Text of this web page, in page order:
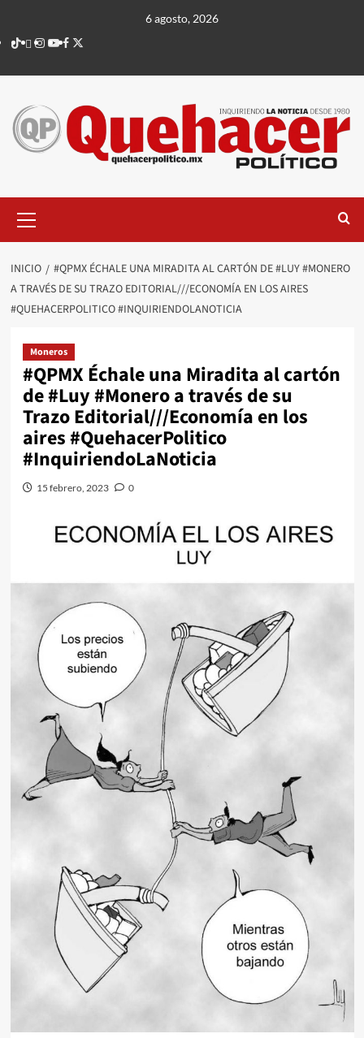
contenido
6 agosto, 2026
TikTok
threads
Instagram
Youtube
Facebook
X
principal
INICIO
#QPMX ÉCHALE UNA MIRADITA AL CARTÓN DE #LUY #MONERO
A TRAVÉS DE SU TRAZO EDITORIAL///ECONOMÍA EN LOS AIRES
#QUEHACERPOLITICO #INQUIRIENDOLANOTICIA
Moneros
#QPMX Échale una Miradita al cartón
de #Luy #Monero a través de su
Trazo Editorial///Economía en los
aires #QuehacerPolitico
#InquiriendoLaNoticia
15 febrero, 2023 0